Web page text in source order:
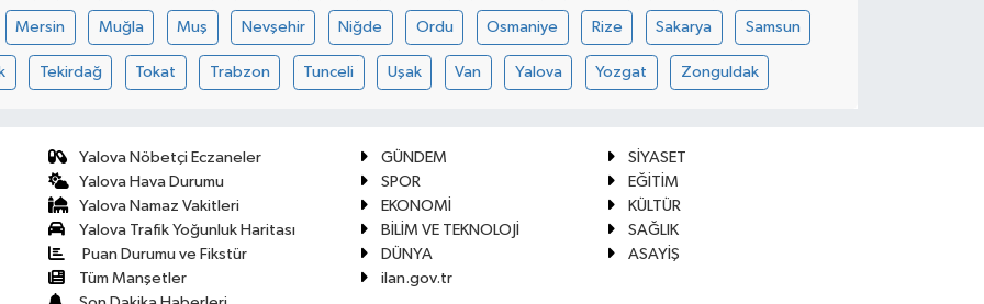
Mersin Muğla Muş Nevşehir Niğde Ordu Osmaniye Rize Sakarya Samsun
Tekirdağ Tokat Trabzon Tunceli Uşak Van Yalova Yozgat Zonguldak
Yalova Nöbetçi Eczaneler
Yalova Hava Durumu
Yalova Namaz Vakitleri
Yalova Trafik Yoğunluk Haritası
Puan Durumu ve Fikstür
Tüm Manşetler
GÜNDEM
SİYASET
SPOR
EĞİTİM
EKONOMİ
KÜLTÜR
BİLİM VE TEKNOLOJİ
SAĞLIK
DÜNYA
ASAYİŞ
ilan.gov.tr